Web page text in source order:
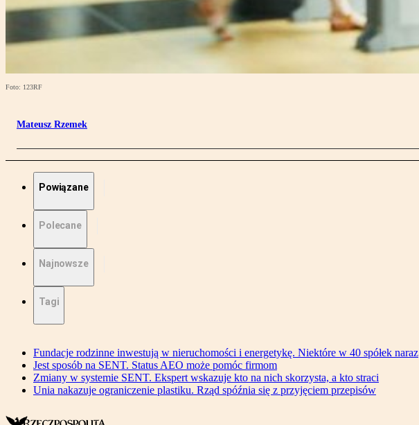
Foto: 123RF
Mateusz Rzemek
Powiązane
Polecane
Najnowsze
Tagi
Fundacje rodzinne inwestują w nieruchomości i energetykę. Niektóre w 40 spółek naraz
Jest sposób na SENT. Status AEO może pomóc firmom
Zmiany w systemie SENT. Ekspert wskazuje kto na nich skorzysta, a kto straci
Unia nakazuje ograniczenie plastiku. Rząd spóźnia się z przyjęciem przepisów